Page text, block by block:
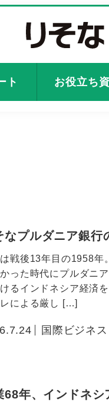
ト お役立ち
なプルダニア銀行
戦後13年目の1958年
った時代にプルダニ
るインドネシア経済
による厳し […]
国際ビジネス
68年、インドネ